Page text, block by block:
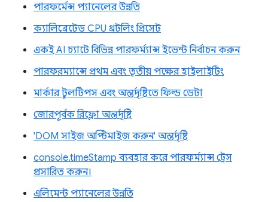
পারফর্মেন্স প্যানেলের উন্নতি
ক্যালিব্রেটেড CPU থ্রটলিং প্রিসেট
একই AI চ্যাটে বিভিন্ন পারফর্ম্যান্স ইভেন্ট নির্বাচন করুন
পারফরম্যান্সে প্রথম এবং তৃতীয় পক্ষের হাইলাইটিং
মার্কার টুলটিপস এবং অন্তর্দৃষ্টিতে ফিল্ড ডেটা
জোরপূর্বক রিফ্লো অন্তর্দৃষ্টি
'DOM সাইজ অপ্টিমাইজ করুন' অন্তর্দৃষ্টি
console.timeStamp ব্যবহার করে পারফর্ম্যান্স ট্রেস
প্রসারিত করুন।
এলিমেন্ট প্যানেলের উন্নতি